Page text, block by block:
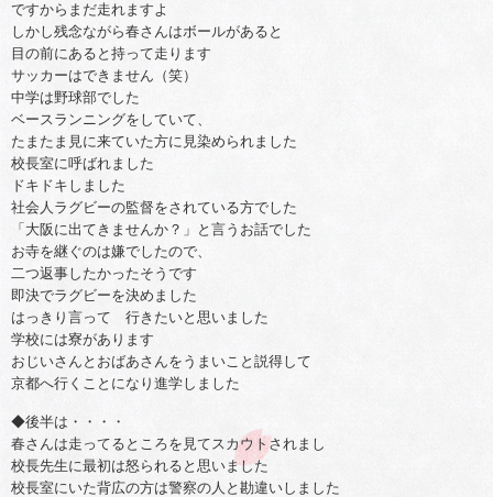
ですからまだ走れますよ
しかし残念ながら春さんはボールがあると
目の前にあると持って走ります
サッカーはできません（笑）
中学は野球部でした
ベースランニングをしていて、
たまたま見に来ていた方に見染められました
校長室に呼ばれました
ドキドキしました
社会人ラグビーの監督をされている方でした
「大阪に出てきませんか？」と言うお話でした
お寺を継ぐのは嫌でしたので、
二つ返事したかったそうです
即決でラグビーを決めました
はっきり言って 行きたいと思いました
学校には寮があります
おじいさんとおばあさんをうまいこと説得して
京都へ行くことになり進学しました
◆後半は・・・・
春さんは走ってるところを見てスカウトされまし
校長先生に最初は怒られると思いました
校長室にいた背広の方は警察の人と勘違いしました